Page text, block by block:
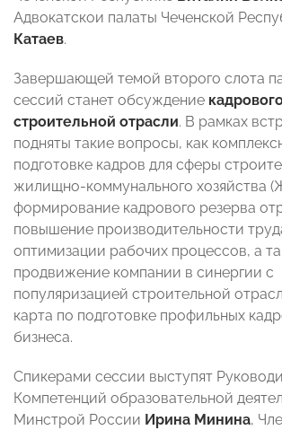
Адвокатскои палаты Чеченской
Катаев.
Завершающей темой второго слота
сессий станет обсуждение
строительной отрасли. В рамках
подняты такие вопросы, как
подготовке кадров для сферы
жилищно-коммунального хозяйства
формирование кадрового резерва
повышение производительности
оптимизации рабочих процессов, а
продвижение компании в синергии с
популяризацией строительной
карта по подготовке профильных
бизнеса.
Спикерами сессии выступят
Компетенций образовательной
Минстрой России Ирина Минина,